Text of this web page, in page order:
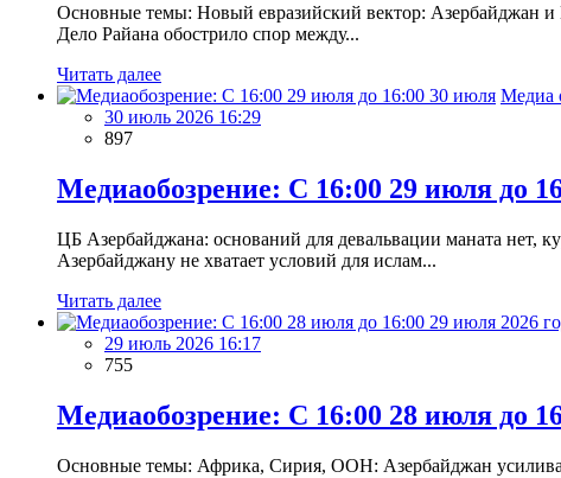
Основные темы: Новый евразийский вектор: Азербайджан и
Дело Райана обострило спор между...
Читать далее
Медиа
30 июль 2026 16:29
897
Медиаобозрение: С 16:00 29 июля до
ЦБ Азербайджана: оснований для девальвации маната нет,
Азербайджану не хватает условий для ислам...
Читать далее
29 июль 2026 16:17
755
Медиаобозрение: С 16:00 28 июля до
Основные темы: Африка, Сирия, ООН: Азербайджан